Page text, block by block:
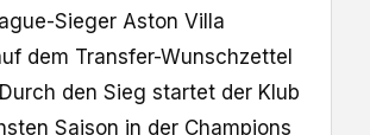
Sieger Aston Villa
dem Transfer-Wunschzettel
den Sieg startet der Klub
Saison in der Champions